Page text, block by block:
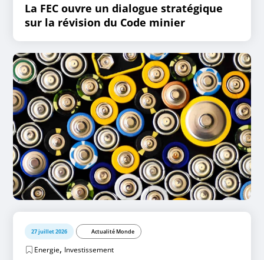
La FEC ouvre un dialogue stratégique
sur la révision du Code minier
27 juillet 2026 Actualité Monde
Energie, Investissement